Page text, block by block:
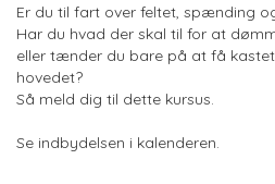
Er du til fart over feltet, spænding
Har du hvad der skal til for at
eller tænder du bare på at få
hovedet?
Så meld dig til dette kursus.
Se indbydelsen i kalenderen.